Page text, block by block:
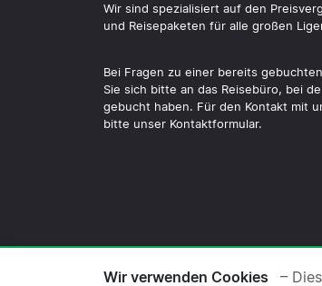
Wir sind spezialisiert auf den
und Reisepaketen für alle großen
Bei Fragen zu einer bereits
Sie sich bitte an das Reisebüro, bei
gebucht haben. Für den Kontakt mit
bitte unser Kontaktformular.
© 2026 Copyright
Wir verwenden Cookies –